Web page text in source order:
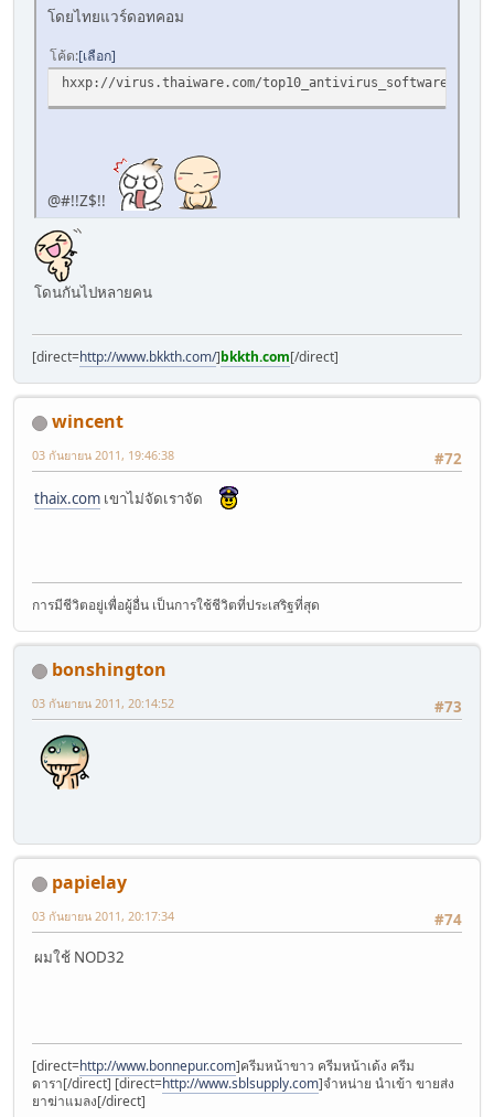
โดยไทยแวร์ดอทคอม
โค้ด เลือก
hxxp://virus.thaiware.com/top10_antivirus_software
@#!!Z$!!
โดนกันไปหลายคน
[direct=http://www.bkkth.com/]bkkth.com[/direct]
wincent
#72
03 กันยายน 2011, 19:46:38
thaix.com เขาไม่จัดเราจัด
การมีชีวิตอยู่เพื่อผู้อื่น เป็นการใช้ชีวิตที่ประเสริฐที่สุด
bonshington
#73
03 กันยายน 2011, 20:14:52
papielay
#74
03 กันยายน 2011, 20:17:34
ผมใช้ NOD32
[direct=http://www.bonnepur.com]ครีมหน้าขาว ครีมหน้าเด้ง ครีม
ดารา[/direct] [direct=http://www.sblsupply.com]จำหน่าย นำเข้า ขายส่ง
ยาฆ่าแมลง[/direct]